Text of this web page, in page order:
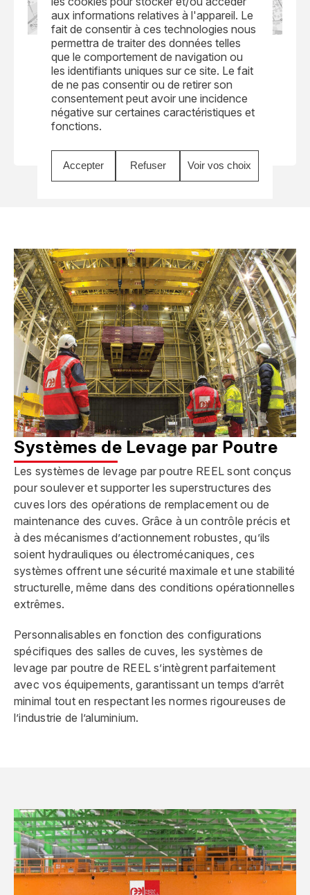
aux informations relatives à l'appareil. Le
fait de consentir à ces technologies nous
permettra de traiter des données telles
que le comportement de navigation ou
les identifiants uniques sur ce site. Le fait
de ne pas consentir ou de retirer son
consentement peut avoir une incidence
négative sur certaines caractéristiques et
fonctions.
Accepter Refuser Voir vos choix
Rudolf-Diesel-Strasse 1, 97209
Veitshoechheim, Germany
+49 931 40473 0
info@nkmnoell.com
Voir le site
Systèmes de Levage par Poutre
Les systèmes de levage par poutre REEL sont conçus
pour soulever et supporter les superstructures des
cuves lors des opérations de remplacement ou de
maintenance des cuves. Grâce à un contrôle précis et
à des mécanismes d’actionnement robustes, qu’ils
soient hydrauliques ou électromécaniques, ces
systèmes offrent une sécurité maximale et une stabilité
structurelle, même dans des conditions opérationnelles
extrêmes.
Personnalisables en fonction des configurations
spécifiques des salles de cuves, les systèmes de
levage par poutre de REEL s’intègrent parfaitement
avec vos équipements, garantissant un temps d’arrêt
minimal tout en respectant les normes rigoureuses de
l’industrie de l’aluminium.